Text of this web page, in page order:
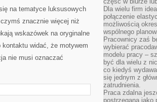
na tematyce luksusowych
znacznie więcej niż
wskazówek na oryginalne
widać, że motywem
nie musi oznaczać
Dla wielu firm
połączenie
możliwością
wspólnego
Pracownicy zaś
wybierać
modelu pracy –
być dla wielu z
co kiedyś
się jednym z
zatrudnienia.
Praca zdalna
postrzegana jako